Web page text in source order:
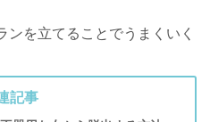
を立てることでうまくいく
記事